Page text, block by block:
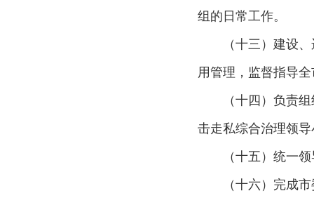
组的日常工作。
（十三）建设
用管理，监督指导
（十四）负责
击走私综合治理领
（十五）统一
（十六）完成